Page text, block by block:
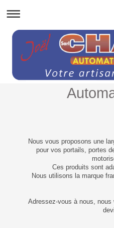
Nous vous proposons une
pour vos portails, portes
Ces produits sont
Nous utilisons la marque
Adressez-vous à nous,